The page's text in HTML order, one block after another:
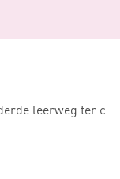
Wijziging subsidieregeling praktijkleren in de derde leerweg ter consultatie